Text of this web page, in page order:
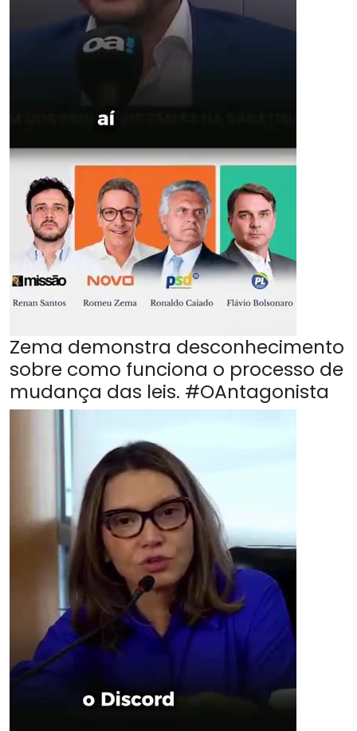
Zema demonstra desconhecimento
sobre como funciona o processo de
mudança das leis. #OAntagonista